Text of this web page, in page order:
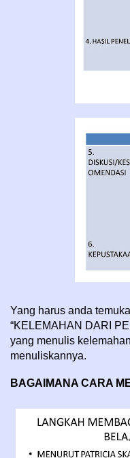
Yang harus anda
“KELEMAHAN DARI
yang menulis
menuliskannya.
BAGAIMANA CARA